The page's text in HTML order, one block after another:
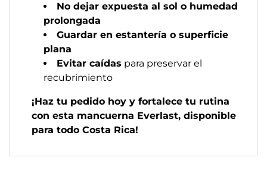
No dejar expuesta al sol o humedad
prolongada
Guardar en estantería o superficie
plana
Evitar caídas para preservar el
recubrimiento
¡Haz tu pedido hoy y fortalece tu rutina
con esta mancuerna Everlast, disponible
para todo Costa Rica!